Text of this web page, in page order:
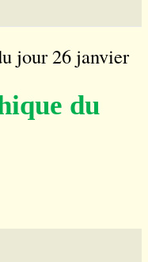
jour 26 janvier
du